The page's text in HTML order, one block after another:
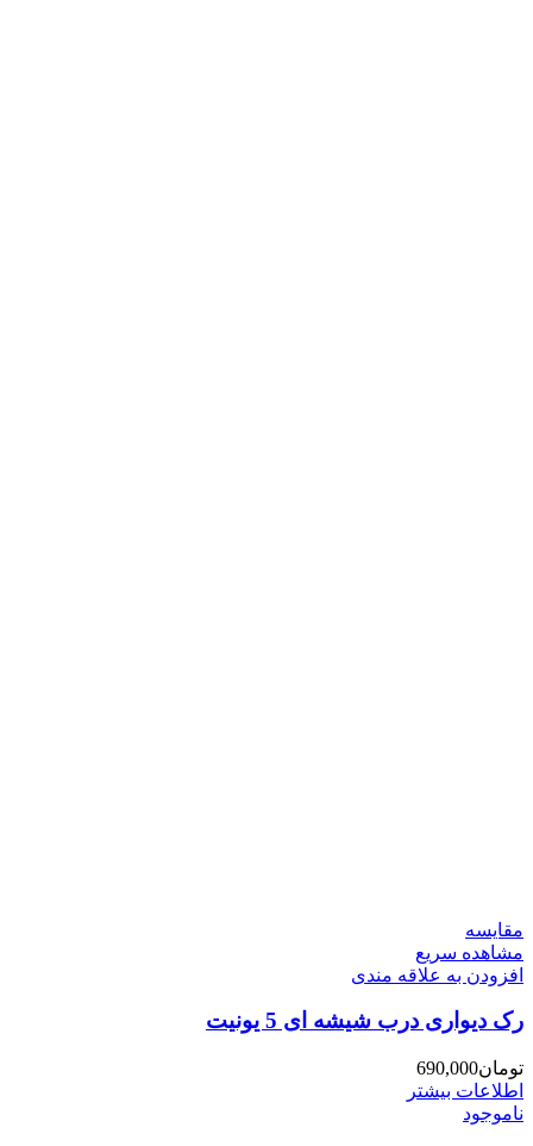
مقایسه
مشاهده سریع
افزودن به علاقه مندی
رک دیواری درب شیشه ای 5 یونیت
تومان690,000
اطلاعات بیشتر
ناموجود